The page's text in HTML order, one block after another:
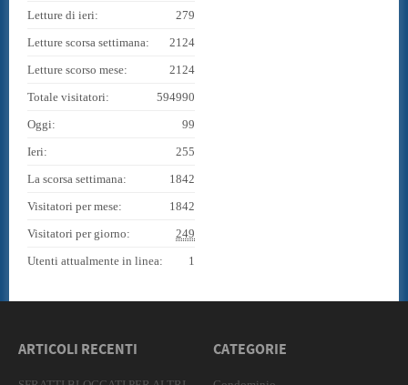
279
Letture di ieri:
2124
Letture scorsa settimana:
2124
Letture scorso mese:
594990
Totale visitatori:
99
Oggi:
255
Ieri:
1842
La scorsa settimana:
1842
Visitatori per mese:
249
Visitatori per giorno:
1
Utenti attualmente in linea:
ARTICOLI RECENTI CATEGORIE